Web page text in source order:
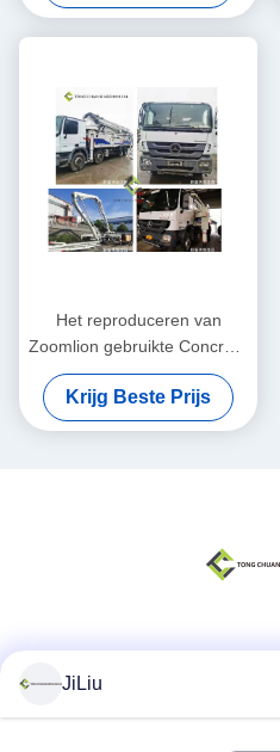
Het reproduceren van
Zoomlion gebruikte Concrete
Pompvrachtwagen met
Mercedes-Benz Chassis 8×4
Krijg Beste Prijs
JiLiu